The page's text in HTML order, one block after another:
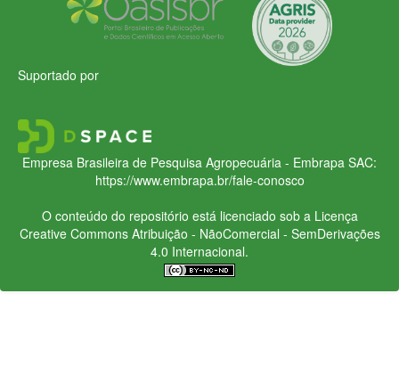
Suportado por
Empresa Brasileira de Pesquisa Agropecuária - Embrapa SAC:
https://www.embrapa.br/fale-conosco
O conteúdo do repositório está licenciado sob a Licença
Creative CommonsAtribuição - NãoComercial - SemDerivações
4.0 Internacional.